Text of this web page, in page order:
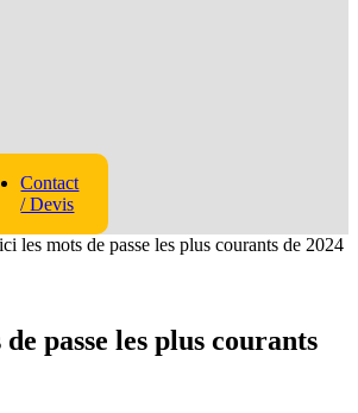
Contact
/ Devis
les mots de passe les plus courants de 2024
passe les plus courants